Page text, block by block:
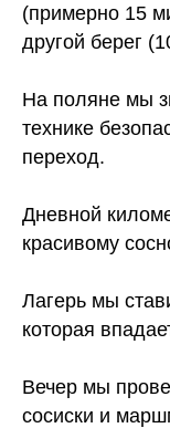
(примерно 15
другой берег
На поляне мы
технике
переход.
Дневной
красивому
Лагерь мы
которая
Вечер мы
сосиски и